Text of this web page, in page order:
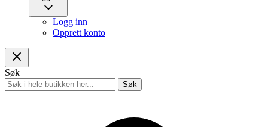
Logg inn
Opprett konto
Søk
Søk